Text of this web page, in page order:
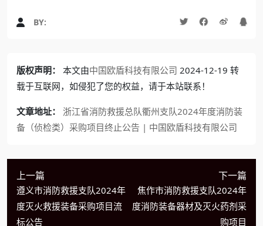
BY:
版权声明： 本文由中国欧盾科技有限公司 2024-12-19 转
载于互联网，如侵犯了您的权益，请于本站联系！
文章地址：
浙江省消防救援总队衢州支队2024年度消防装
备（侦检类）采购项目终止公告 | 中国欧盾科技有限公司
上一篇
遵义市消防救援支队2024年
度灭火救援装备采购项目流
标公告
下一篇
焦作市消防救援支队2024年
度消防装备器材及灭火药剂采
购项目